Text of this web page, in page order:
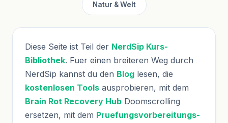
Natur & Welt
Diese Seite ist Teil der NerdSip Kurs-
Bibliothek. Fuer einen breiteren Weg durch
NerdSip kannst du den Blog lesen, die
kostenlosen Tools ausprobieren, mit dem
Brain Rot Recovery Hub Doomscrolling
ersetzen, mit dem Pruefungsvorbereitungs-